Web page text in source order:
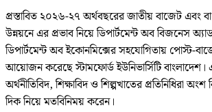
প্রস্তাবিত ২০২৬-২৭ অর্থবছরের জাতীয় বাজেট এবং
উন্নয়নে এর প্রভাব নিয়ে ডিপার্টমেন্ট অব বিজনেস
ডিপার্টমেন্ট অব ইকোনমিক্সের সহযোগিতায় পোস্ট-
আয়োজন করেছে স্টামফোর্ড ইউনিভার্সিটি বাংলাদেশ।
অর্থনীতিবিদ, শিক্ষাবিদ ও শিল্পখাতের প্রতিনিধিরা অংশ
দিক নিয়ে মতবিনিময় করেন।